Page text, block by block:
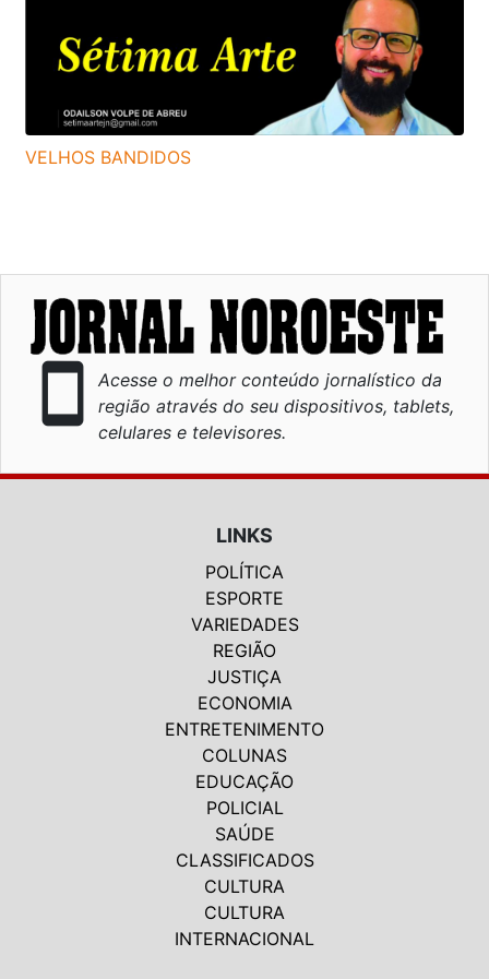
VELHOS BANDIDOS
smartphone
Acesse o melhor conteúdo jornalístico da
região através do seu dispositivos, tablets,
celulares e televisores.
LINKS
POLÍTICA
ESPORTE
VARIEDADES
REGIÃO
JUSTIÇA
ECONOMIA
ENTRETENIMENTO
COLUNAS
EDUCAÇÃO
POLICIAL
SAÚDE
CLASSIFICADOS
CULTURA
CULTURA
INTERNACIONAL